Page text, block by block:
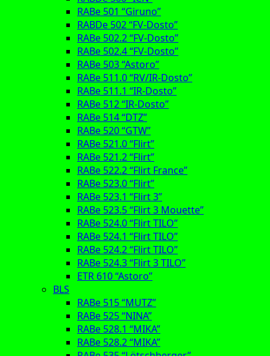
RABe 501 “Giruno”
RABDe 502 “FV-Dosto”
RABe 502.2 “FV-Dosto”
RABe 502.4 “FV-Dosto”
RABe 503 “Astoro”
RABe 511.0 “RV/IR-Dosto”
RABe 511.1 “IR-Dosto”
RABe 512 “IR-Dosto”
RABe 514 “DTZ”
RABe 520 “GTW”
RABe 521.0 “Flirt”
RABe 521.2 “Flirt”
RABe 522.2 “Flirt France”
RABe 523.0 “Flirt”
RABe 523.1 “Flirt 3”
RABe 523.5 “Flirt 3 Mouette”
RABe 524.0 “Flirt TILO”
RABe 524.1 “Flirt TILO”
RABe 524.2 “Flirt TILO”
RABe 524.3 “Flirt 3 TILO”
ETR 610 “Astoro”
BLS
RABe 515 “MUTZ”
RABe 525 “NINA”
RABe 528.1 “MIKA”
RABe 528.2 “MIKA”